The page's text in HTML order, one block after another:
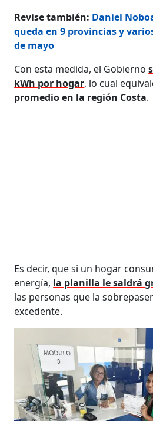
Revise también: Daniel
queda en 9 provincias y
de mayo
Con esta medida, el Gobierno
kWh por hogar, lo cual
promedio en la región Costa.
Es decir, que si un hogar
energía, la planilla le saldrá
las personas que la
excedente.